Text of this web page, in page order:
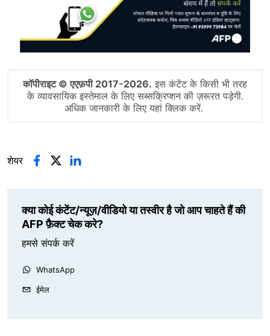
कॉपीराइट © एएफ़पी 2017-2026. इस कंटेंट के किसी भी तरह
के व्यावसायिक इस्तेमाल के लिए सब्सक्रिप्शन की ज़रूरत पड़ेगी.
अधिक जानकारी के लिए यहां क्लिक करें.
शेयर
क्या कोई कंटेंट/न्यूज़/वीडियो या तस्वीर है जो आप चाहते हैं की
AFP फ़ैक्ट चेक करे?
हमसे संपर्क करें
WhatsApp
ईमेल